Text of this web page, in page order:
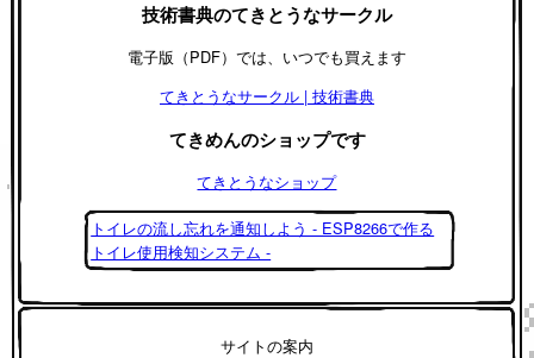
技術書典のてきとうなサークル
電子版（PDF）では、いつでも買えます
てきとうなサークル | 技術書典
てきめんのショップです
てきとうなショップ
トイレの流し忘れを通知しよう - ESP8266で作る
トイレ使用検知システム -
サイトの案内